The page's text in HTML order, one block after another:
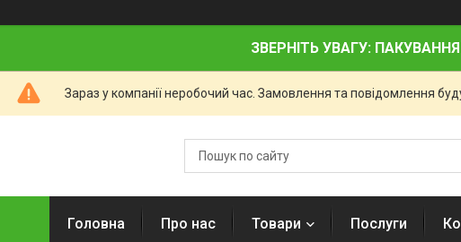
ЗВЕРНІТЬ УВАГУ:
Зараз у компанії неробочий час. Замовлення та повідомлення
Головна Про нас Товари Послуги